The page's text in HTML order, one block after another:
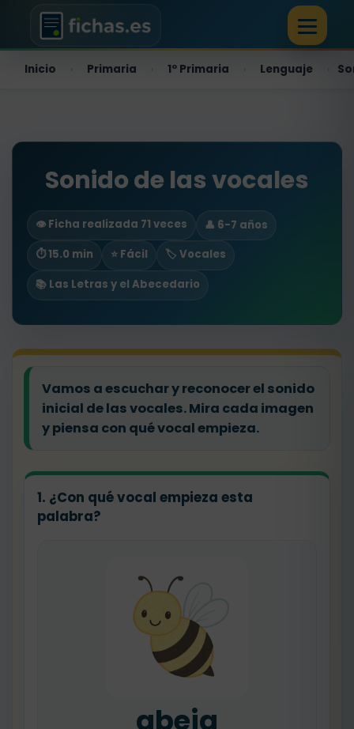
Inicio Primaria 1º Primaria Lenguaje
Sonido de las vocales
👁️ Ficha realizada 71 veces
👤 6-7 años
⏱ 15.0 min
⭐ Fácil
🏷️ Vocales
📚 Las Letras y el Abecedario
Vamos a escuchar y reconocer el sonido
inicial de las vocales. Mira cada imagen
y piensa con qué vocal empieza.
1. ¿Con qué vocal empieza esta
palabra?
abeja